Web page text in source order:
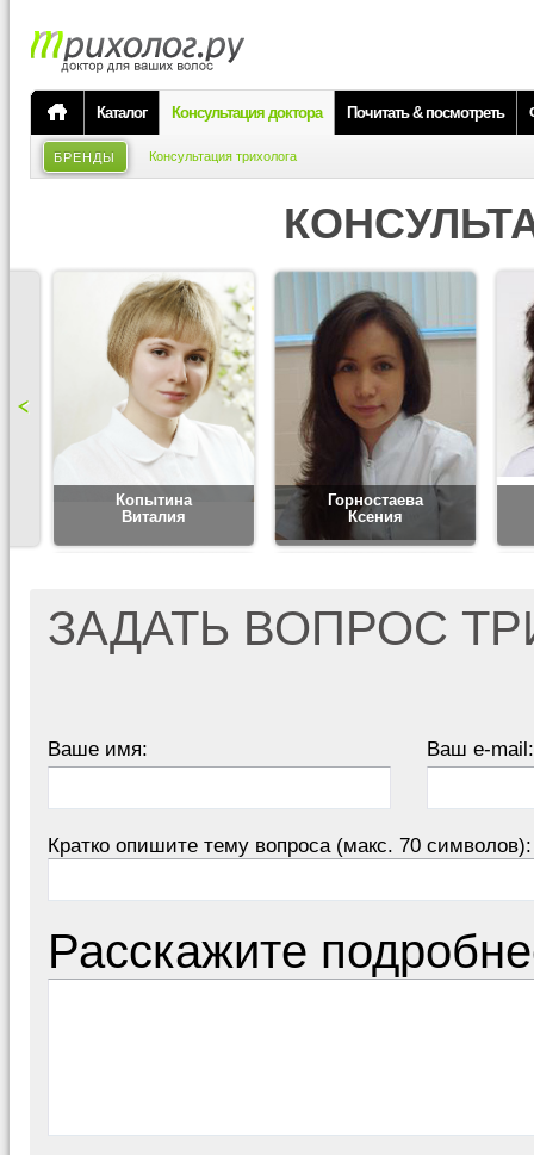
Каталог Консультация доктора Почитать & посмотреть
БРЕНДЫ Консультация трихолога
Копытина
Виталия
Горностаева
Ксения
ЗАДАТЬ ВОПРОС
Ваше имя: Ваш e-mail:
Кратко опишите тему вопроса (макс. 70 символов):
Расскажите